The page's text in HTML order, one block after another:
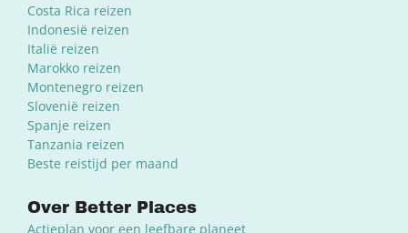
Costa Rica reizen
Indonesië reizen
Italië reizen
Marokko reizen
Montenegro reizen
Slovenië reizen
Spanje reizen
Tanzania reizen
Beste reistijd per maand
Over Better Places
Actieplan voor een leefbare planeet